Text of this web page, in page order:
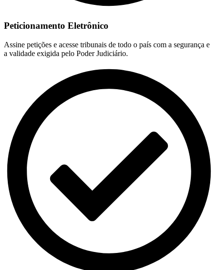
Peticionamento Eletrônico
Assine petições e acesse tribunais de todo o país com a segurança e
a validade exigida pelo Poder Judiciário.